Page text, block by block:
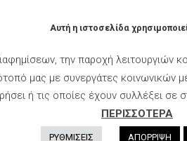
© 2026 ΒΕΛΜΑΡ - Γ.Ε.ΜΗ.
Αυτή η ιστοσελίδα
την παροχή λειτουργιών
μας με συνεργάτες κοινωνικών
ή τις οποίες έχουν συλλέξει
ΠΕΡΙΣΣΟΤΕΡΑ
ΡΥΘΜΙΣΕΙΣ ΑΠΟΡΡΙΨΗ